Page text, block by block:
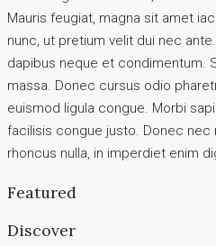
Mauris feugiat, magna sit amet
nunc, ut pretium velit dui nec
dapibus neque et condimentum.
massa. Donec cursus odio
euismod ligula congue. Morbi
facilisis congue justo. Donec nec
rhoncus nulla, in imperdiet enim
Featured
Discover